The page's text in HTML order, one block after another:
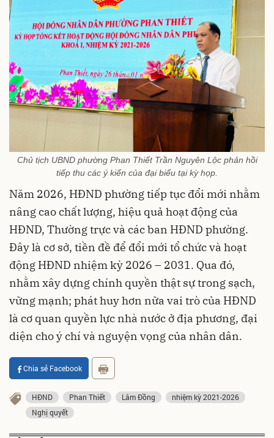
Chủ tịch UBND phường Phan Thiết Trần Nguyên Lộc phản hồi
tiếp thu các ý kiến của đại biểu tại kỳ họp.
Năm 2026, HĐND phường tiếp tục đổi mới nhằm
nâng cao chất lượng, hiệu quả hoạt động của
HĐND, Thường trực và các ban HĐND phường.
Đây là cơ sở, tiền đề để đổi mới tổ chức và hoạt
động HĐND nhiệm kỳ 2026 – 2031. Qua đó,
nhằm xây dựng chính quyền thật sự trong sạch,
vững mạnh; phát huy hơn nữa vai trò của HĐND
là cơ quan quyền lực nhà nước ở địa phương, đại
diện cho ý chí và nguyện vọng của nhân dân.
Chia sẻ Facebook
HĐND Phan Thiết Lâm Đồng
nhiệm kỳ 2021-2026
Nghị quyết